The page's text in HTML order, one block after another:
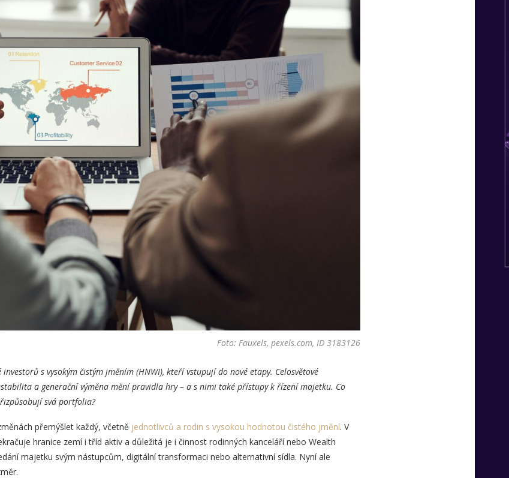
Foto: Fauxels, pexels.com, ID 3183126
s vysokým čistým jměním (HNWI), kteří vstupují do nové etapy. Celosvětové
a generační výměna mění pravidla hry – a s nimi také přístupy k řízení majetku. Co
svá portfolia?
přemýšlet každý, včetně jednotlivců a rodin s vysokou hodnotou čistého jmění. V
hranice zemí i tříd aktiv a důležitá je i činnost rodinných kanceláří nebo Wealth
majetku svým nástupcům, digitální transformaci nebo alternativní sídla. Nyní ale